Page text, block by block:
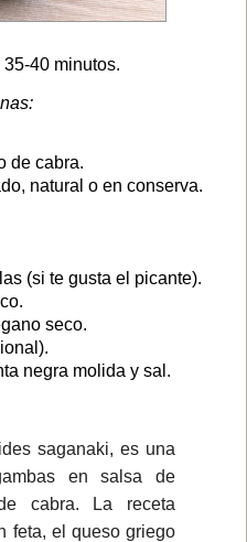
35-40 minutos.
de cabra.
natural o en conserva.
(si te gusta el picante).
seco.
negra molida y sal.
saganaki, es una
en salsa de
cabra. La receta
feta, el queso griego